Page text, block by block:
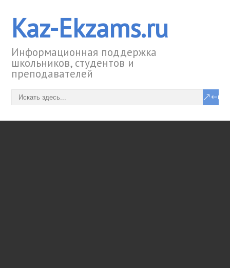
Kaz-Ekzams.ru
Информационная поддержка
школьников, студентов и
преподавателей